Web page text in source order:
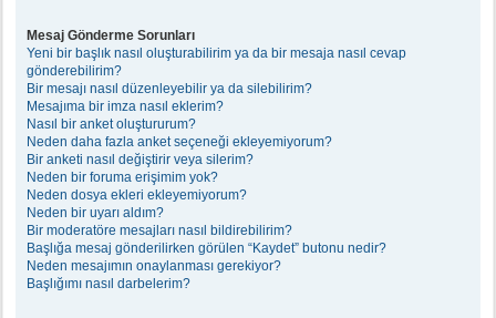
Mesaj Gönderme Sorunları
Yeni bir başlık nasıl oluşturabilirim ya da bir mesaja nasıl cevap
gönderebilirim?
Bir mesajı nasıl düzenleyebilir ya da silebilirim?
Mesajıma bir imza nasıl eklerim?
Nasıl bir anket oluştururum?
Neden daha fazla anket seçeneği ekleyemiyorum?
Bir anketi nasıl değiştirir veya silerim?
Neden bir foruma erişimim yok?
Neden dosya ekleri ekleyemiyorum?
Neden bir uyarı aldım?
Bir moderatöre mesajları nasıl bildirebilirim?
Başlığa mesaj gönderilirken görülen “Kaydet” butonu nedir?
Neden mesajımın onaylanması gerekiyor?
Başlığımı nasıl darbelerim?